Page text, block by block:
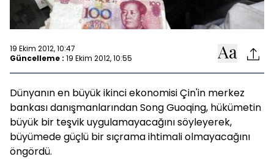
19 Ekim 2012, 10:47
Güncelleme : 19 Ekim 2012, 10:55
Dünyanın en büyük ikinci ekonomisi Çin'in merkez
bankası danışmanlarından Song Guoqing, hükümetin
büyük bir teşvik uygulamayacağını söyleyerek,
büyümede güçlü bir sıçrama ihtimali olmayacağını
öngördü.